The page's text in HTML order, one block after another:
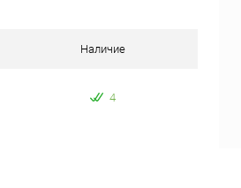
Наличие
4